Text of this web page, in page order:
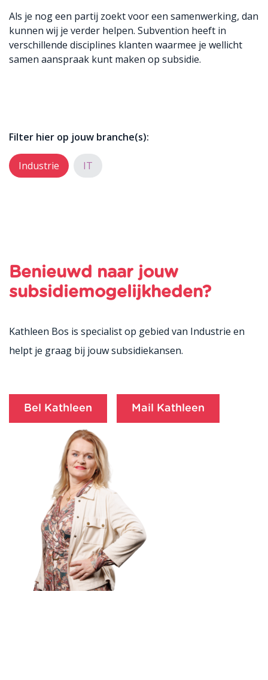
Als je nog een partij zoekt voor een samenwerking, dan
kunnen wij je verder helpen. Subvention heeft in
verschillende disciplines klanten waarmee je wellicht
samen aanspraak kunt maken op subsidie.
Filter hier op jouw branche(s):
Industrie IT
Benieuwd naar jouw
subsidiemogelijkheden?
Kathleen Bos is specialist op gebied van Industrie en
helpt je graag bij jouw subsidiekansen.
Bel Kathleen Mail Kathleen